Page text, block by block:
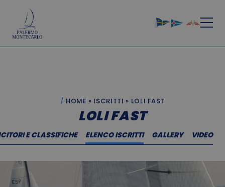
HOME » ISCRITTI » LOLI FAST
LOLI FAST
E CLASSIFICHE ELENCO ISCRITTI GALLERY VIDEO